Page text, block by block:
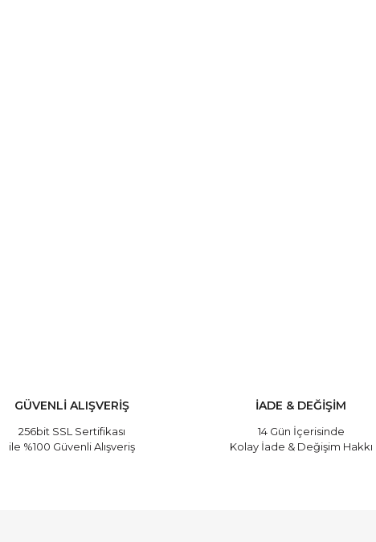
GÜVENLİ ALIŞVERİŞ
256bit SSL Sertifikası
ile %100 Güvenli Alışveriş
İADE & DEĞİŞİM
14 Gün İçerisinde
Kolay İade & Değişim Hakkı